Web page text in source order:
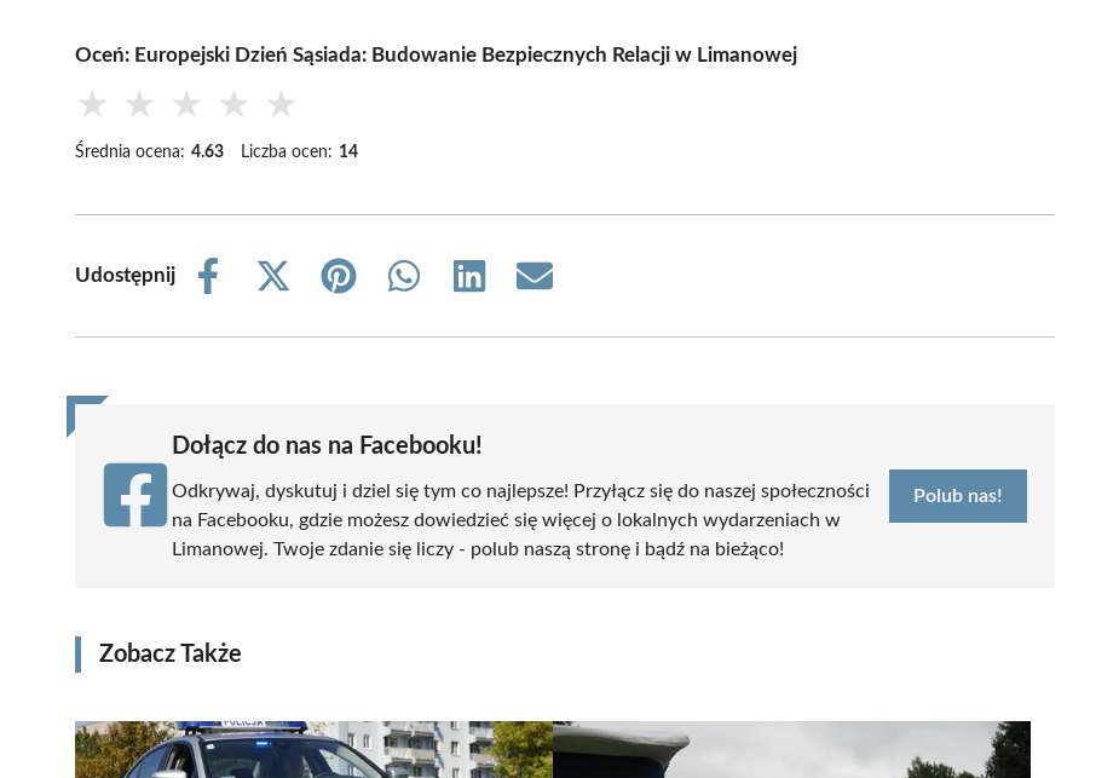
Oceń: Europejski Dzień Sąsiada: Budowanie Bezpiecznych Relacji w Limanowej
★ ★ ★ ★ ★
Średnia ocena: 4.63 Liczba ocen: 14
Udostępnij
Share
Share
(Twitter)
Share
Share
Share
Share
Dołącz do nas na Facebooku!
Odkrywaj, dyskutuj i dziel się tym co najlepsze! Przyłącz się do naszej społeczności
na Facebooku, gdzie możesz dowiedzieć się więcej o lokalnych wydarzeniach w
Limanowej. Twoje zdanie się liczy - polub naszą stronę i bądź na bieżąco!
Polub nas!
Zobacz Także